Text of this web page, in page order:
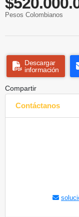
Pesos Colombianos
Descargar
información
Compartir
Contáctanos